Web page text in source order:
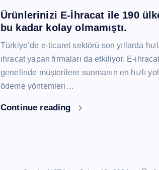
Ürünlerinizi E-İhracat ile 190
bu kadar kolay olmamıştı.
Türkiye’de e-ticaret sektörü son yıllarda
ihracat yapan firmaları da etkiliyor. E-
genelinde müşterilere sunmanın en hızlı
ödeme yöntemleri…
Continue reading